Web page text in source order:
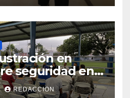
en
seguridad en
REDACCION